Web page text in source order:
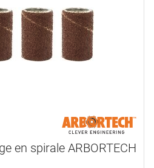
en spirale ARBORTECH